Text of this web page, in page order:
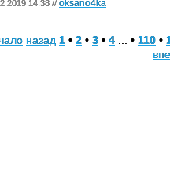
14:38 // oksano4ka
назад 1 • 2 • 3 • 4 ... • 110 •